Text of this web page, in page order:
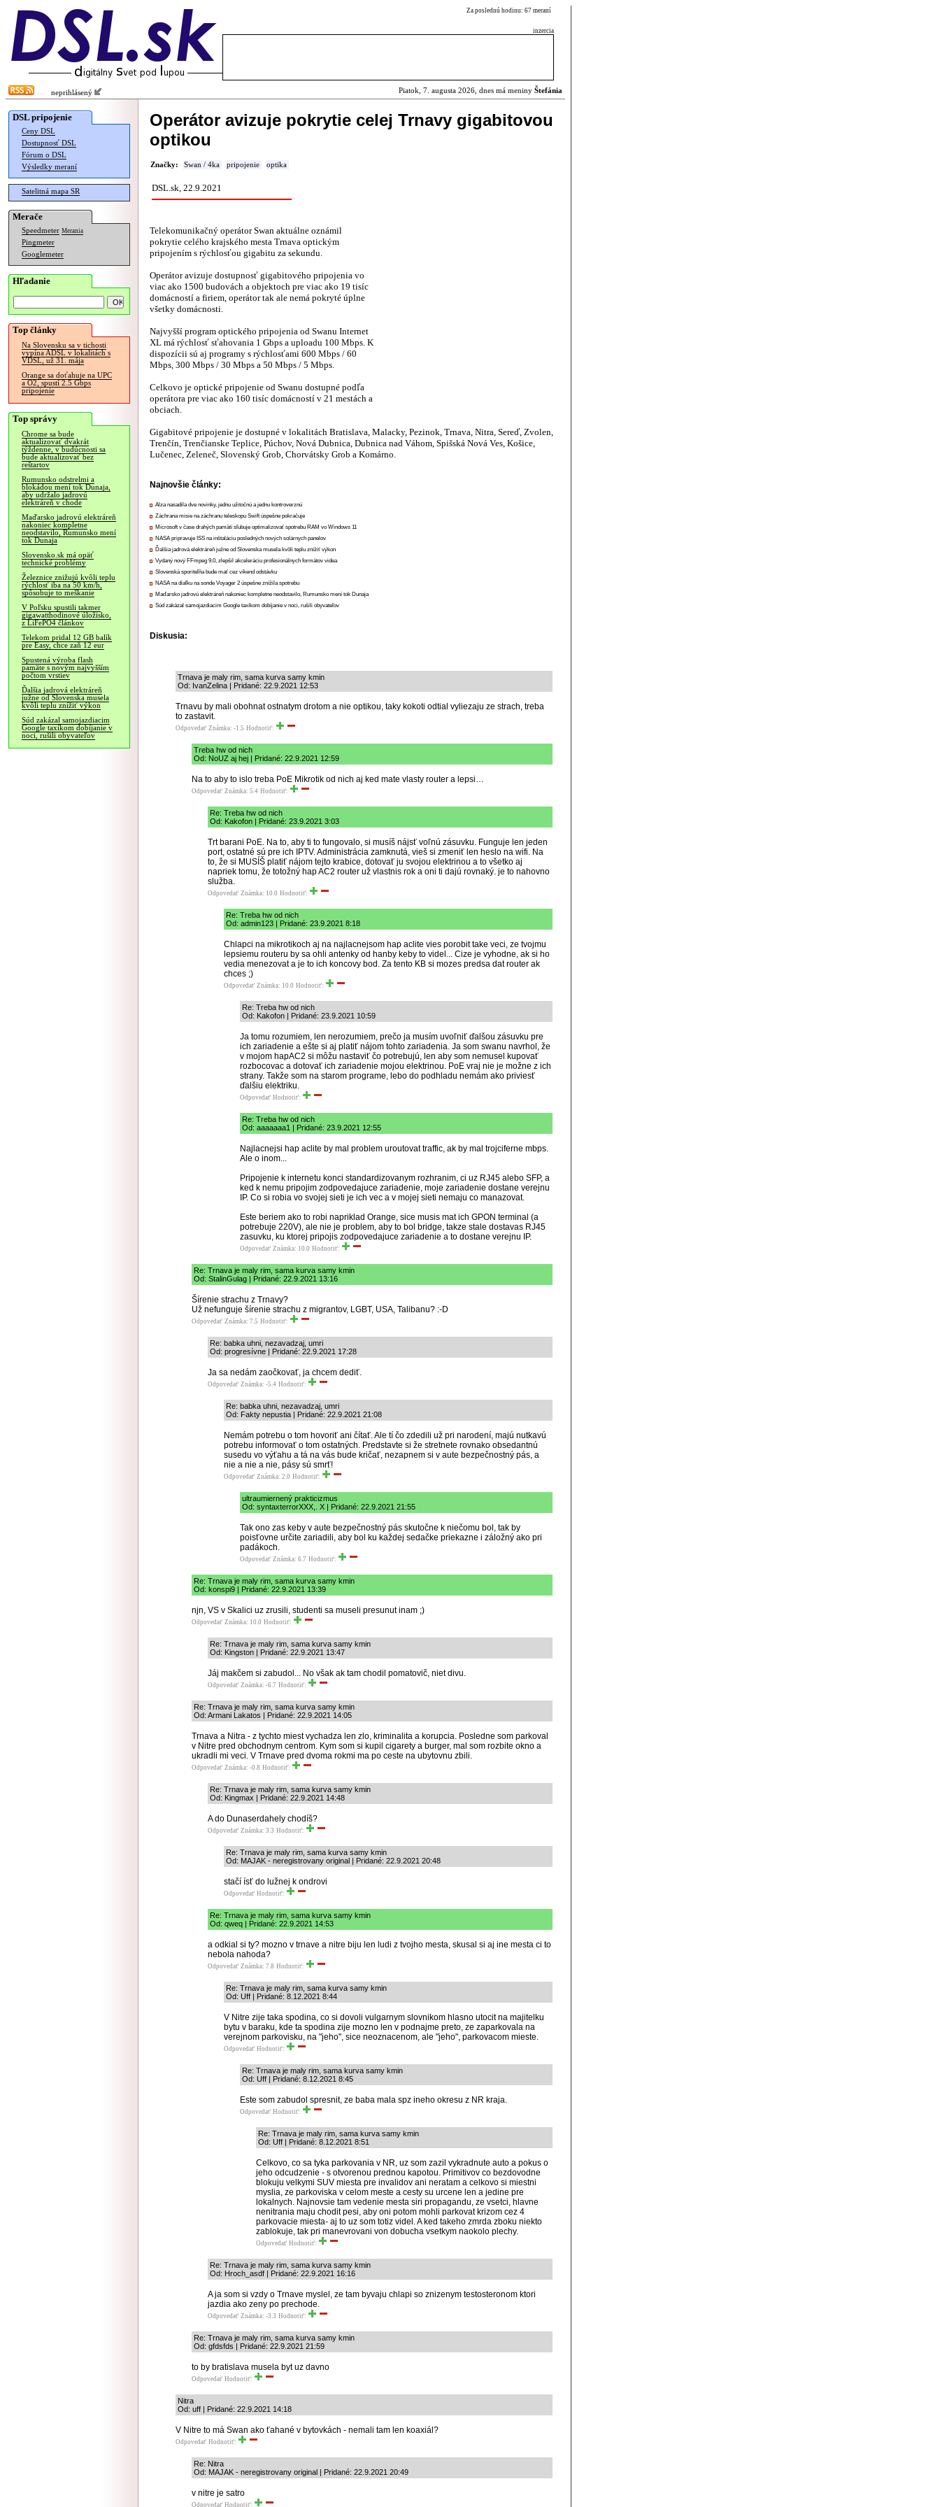
Za poslednú hodinu: 67 meraní
inzercia
neprihlásený Piatok, 7. augusta 2026, dnes má meniny Štefánia
DSL pripojenie
Ceny DSL
Dostupnosť DSL
Fórum o DSL
Výsledky meraní
Satelitná mapa SR
Merače
Speedmeter Merania
Pingmeter
Googlemeter
Hľadanie
Top články
Na Slovensku sa v tichosti
vypína ADSL v lokalitách s
VDSL, už 31. mája
Orange sa doťahuje na UPC
a O2, spustí 2.5 Gbps
pripojenie
Top správy
Chrome sa bude
aktualizovať dvakrát
týždenne, v budúcnosti sa
bude aktualizovať bez
reštartov
Rumunsko odstrelmi a
blokádou mení tok Dunaja,
aby udržalo jadrovú
elektráreň v chode
Maďarsko jadrovú elektráreň
nakoniec kompletne
neodstavilo, Rumunsko mení
tok Dunaja
Slovensko.sk má opäť
technické problémy
Železnice znižujú kvôli teplu
rýchlosť iba na 50 km/h,
spôsobuje to meškanie
V Poľsku spustili takmer
gigawatthodinové úložisko,
z LiFePO4 článkov
Telekom pridal 12 GB balík
pre Easy, chce zaň 12 eur
Spustená výroba flash
pamäte s novým najvyšším
počtom vrstiev
Ďalšia jadrová elektráreň
južne od Slovenska musela
kvôli teplu znížiť výkon
Súd zakázal samojazdiacim
Google taxíkom dobíjanie v
noci, rušili obyvateľov
Operátor avizuje pokrytie celej Trnavy gigabitovou
optikou
Značky: Swan / 4ka pripojenie optika
DSL.sk, 22.9.2021
Telekomunikačný operátor Swan aktuálne oznámil
pokrytie celého krajského mesta Trnava optickým
pripojením s rýchlosťou gigabitu za sekundu.
Operátor avizuje dostupnosť gigabitového pripojenia vo
viac ako 1500 budovách a objektoch pre viac ako 19 tisíc
domácností a firiem, operátor tak ale nemá pokryté úplne
všetky domácnosti.
Najvyšší program optického pripojenia od Swanu Internet
XL má rýchlosť sťahovania 1 Gbps a uploadu 100 Mbps. K
dispozícii sú aj programy s rýchlosťami 600 Mbps / 60
Mbps, 300 Mbps / 30 Mbps a 50 Mbps / 5 Mbps.
Celkovo je optické pripojenie od Swanu dostupné podľa
operátora pre viac ako 160 tisíc domácností v 21 mestách a
obciach.
Gigabitové pripojenie je dostupné v lokalitách Bratislava, Malacky, Pezinok, Trnava, Nitra, Sereď, Zvolen,
Trenčín, Trenčianske Teplice, Púchov, Nová Dubnica, Dubnica nad Váhom, Spišská Nová Ves, Košice,
Lučenec, Zeleneč, Slovenský Grob, Chorvátsky Grob a Komárno.
Najnovšie články:
Alza nasadila dve novinky, jednu užitočnú a jednu kontroverznú
Záchrana misie na záchranu teleskopu Swift úspešne pokračuje
Microsoft v čase drahých pamätí sľubuje optimalizovať spotrebu RAM vo Windows 11
NASA pripravuje ISS na inštaláciu posledných nových solárnych panelov
Ďalšia jadrová elektráreň južne od Slovenska musela kvôli teplu znížiť výkon
Vydaný nový FFmpeg 9.0, zlepšil akceleráciu profesionálnych formátov videa
Slovenská sporiteľňa bude mať cez víkend odstávku
NASA na diaľku na sonde Voyager 2 úspešne znížila spotrebu
Maďarsko jadrovú elektráreň nakoniec kompletne neodstavilo, Rumunsko mení tok Dunaja
Súd zakázal samojazdiacim Google taxíkom dobíjanie v noci, rušili obyvateľov
Diskusia:
Trnava je maly rim, sama kurva samy kmin
Od: IvanZelina | Pridané: 22.9.2021 12:53
Trnavu by mali obohnat ostnatym drotom a nie optikou, taky kokoti odtial vyliezaju ze strach, treba
to zastavit.
Odpovedať Známka: -1.5 Hodnotiť:
Treba hw od nich
Od: NoUZ aj hej | Pridané: 22.9.2021 12:59
Na to aby to islo treba PoE Mikrotik od nich aj ked mate vlasty router a lepsi…
Odpovedať Známka: 5.4 Hodnotiť:
Re: Treba hw od nich
Od: Kakofon | Pridané: 23.9.2021 3:03
Trt barani PoE. Na to, aby ti to fungovalo, si musíš nájsť voľnú zásuvku. Funguje len jeden
port, ostatné sú pre ich IPTV. Administrácia zamknutá, vieš si zmeniť len heslo na wifi. Na
to, že si MUSÍŠ platiť nájom tejto krabice, dotovať ju svojou elektrinou a to všetko aj
napriek tomu, že totožný hap AC2 router už vlastnis rok a oni ti dajú rovnaký. je to nahovno
služba.
Odpovedať Známka: 10.0 Hodnotiť:
Re: Treba hw od nich
Od: admin123 | Pridané: 23.9.2021 8:18
Chlapci na mikrotikoch aj na najlacnejsom hap aclite vies porobit take veci, ze tvojmu
lepsiemu routeru by sa ohli antenky od hanby keby to videl... Cize je vyhodne, ak si ho
vedia menezovat a je to ich koncovy bod. Za tento KB si mozes predsa dat router ak
chces ;)
Odpovedať Známka: 10.0 Hodnotiť:
Re: Treba hw od nich
Od: Kakofon | Pridané: 23.9.2021 10:59
Ja tomu rozumiem, len nerozumiem, prečo ja musím uvoľniť ďalšou zásuvku pre
ich zariadenie a ešte si aj platiť nájom tohto zariadenia. Ja som swanu navrhol, že
v mojom hapAC2 si môžu nastaviť čo potrebujú, len aby som nemusel kupovať
rozbocovac a dotovať ich zariadenie mojou elektrinou. PoE vraj nie je možne z ich
strany. Takže som na starom programe, lebo do podhladu nemám ako priviesť
ďalšiu elektriku.
Odpovedať Hodnotiť:
Re: Treba hw od nich
Od: aaaaaaa1 | Pridané: 23.9.2021 12:55
Najlacnejsi hap aclite by mal problem uroutovat traffic, ak by mal trojciferne mbps.
Ale o inom...
Pripojenie k internetu konci standardizovanym rozhranim, ci uz RJ45 alebo SFP, a
ked k nemu pripojim zodpovedajuce zariadenie, moje zariadenie dostane verejnu
IP. Co si robia vo svojej sieti je ich vec a v mojej sieti nemaju co manazovat.
Este beriem ako to robi napriklad Orange, sice musis mat ich GPON terminal (a
potrebuje 220V), ale nie je problem, aby to bol bridge, takze stale dostavas RJ45
zasuvku, ku ktorej pripojis zodpovedajuce zariadenie a to dostane verejnu IP.
Odpovedať Známka: 10.0 Hodnotiť:
Re: Trnava je maly rim, sama kurva samy kmin
Od: StalinGulag | Pridané: 22.9.2021 13:16
Šírenie strachu z Trnavy?
Už nefunguje šírenie strachu z migrantov, LGBT, USA, Talibanu? :-D
Odpovedať Známka: 7.5 Hodnotiť:
Re: babka uhni, nezavadzaj, umri
Od: progresívne | Pridané: 22.9.2021 17:28
Ja sa nedám zaočkovať, ja chcem dediť.
Odpovedať Známka: -5.4 Hodnotiť:
Re: babka uhni, nezavadzaj, umri
Od: Fakty nepustia | Pridané: 22.9.2021 21:08
Nemám potrebu o tom hovoriť ani čítať. Ale tí čo zdedili už pri narodení, majú nutkavú
potrebu informovať o tom ostatných. Predstavte si že stretnete rovnako obsedantnú
susedu vo výťahu a tá na vás bude kričať, nezapnem si v aute bezpečnostný pás, a
nie a nie a nie, pásy sú smrť!
Odpovedať Známka: 2.0 Hodnotiť:
ultraumiernený prakticizmus
Od: syntaxterrorXXX,. X | Pridané: 22.9.2021 21:55
Tak ono zas keby v aute bezpečnostný pás skutočne k niečomu bol, tak by
poisťovne určite zariadili, aby bol ku každej sedačke priekazne i záložný ako pri
padákoch.
Odpovedať Známka: 6.7 Hodnotiť:
Re: Trnava je maly rim, sama kurva samy kmin
Od: konspi9 | Pridané: 22.9.2021 13:39
njn, VS v Skalici uz zrusili, studenti sa museli presunut inam ;)
Odpovedať Známka: 10.0 Hodnotiť:
Re: Trnava je maly rim, sama kurva samy kmin
Od: Kingston | Pridané: 22.9.2021 13:47
Jáj makčem si zabudol... No však ak tam chodil pomatovič, niet divu.
Odpovedať Známka: -6.7 Hodnotiť:
Re: Trnava je maly rim, sama kurva samy kmin
Od: Armani Lakatos | Pridané: 22.9.2021 14:05
Trnava a Nitra - z tychto miest vychadza len zlo, kriminalita a korupcia. Posledne som parkoval
v Nitre pred obchodnym centrom. Kym som si kupil cigarety a burger, mal som rozbite okno a
ukradli mi veci. V Trnave pred dvoma rokmi ma po ceste na ubytovnu zbili.
Odpovedať Známka: -0.8 Hodnotiť:
Re: Trnava je maly rim, sama kurva samy kmin
Od: Kingmax | Pridané: 22.9.2021 14:48
A do Dunaserdahely chodíš?
Odpovedať Známka: 3.3 Hodnotiť:
Re: Trnava je maly rim, sama kurva samy kmin
Od: MAJAK - neregistrovany original | Pridané: 22.9.2021 20:48
stačí ísť do lužnej k ondrovi
Odpovedať Hodnotiť:
Re: Trnava je maly rim, sama kurva samy kmin
Od: qweq | Pridané: 22.9.2021 14:53
a odkial si ty? mozno v trnave a nitre biju len ludi z tvojho mesta, skusal si aj ine mesta ci to
nebola nahoda?
Odpovedať Známka: 7.8 Hodnotiť:
Re: Trnava je maly rim, sama kurva samy kmin
Od: Uff | Pridané: 8.12.2021 8:44
V Nitre zije taka spodina, co si dovoli vulgarnym slovnikom hlasno utocit na majitelku
bytu v baraku, kde ta spodina zije mozno len v podnajme preto, ze zaparkovala na
verejnom parkovisku, na "jeho", sice neoznacenom, ale "jeho", parkovacom mieste.
Odpovedať Hodnotiť:
Re: Trnava je maly rim, sama kurva samy kmin
Od: Uff | Pridané: 8.12.2021 8:45
Este som zabudol spresnit, ze baba mala spz ineho okresu z NR kraja.
Odpovedať Hodnotiť:
Re: Trnava je maly rim, sama kurva samy kmin
Od: Uff | Pridané: 8.12.2021 8:51
Celkovo, co sa tyka parkovania v NR, uz som zazil vykradnute auto a pokus o
jeho odcudzenie - s otvorenou prednou kapotou. Primitivov co bezdovodne
blokuju velkymi SUV miesta pre invalidov ani neratam a celkovo si miestni
myslia, ze parkoviska v celom meste a cesty su urcene len a jedine pre
lokalnych. Najnovsie tam vedenie mesta siri propagandu, ze vsetci, hlavne
nenitrania maju chodit pesi, aby oni potom mohli parkovat krizom cez 4
parkovacie miesta- aj to uz som totiz videl. A ked takeho zmrda zboku niekto
zablokuje, tak pri manevrovani von dobucha vsetkym naokolo plechy.
Odpovedať Hodnotiť:
Re: Trnava je maly rim, sama kurva samy kmin
Od: Hroch_asdf | Pridané: 22.9.2021 16:16
A ja som si vzdy o Trnave myslel, ze tam byvaju chlapi so znizenym testosteronom ktori
jazdia ako zeny po prechode.
Odpovedať Známka: -3.3 Hodnotiť:
Re: Trnava je maly rim, sama kurva samy kmin
Od: gfdsfds | Pridané: 22.9.2021 21:59
to by bratislava musela byt uz davno
Odpovedať Hodnotiť:
Nitra
Od: uff | Pridané: 22.9.2021 14:18
V Nitre to má Swan ako ťahané v bytovkách - nemali tam len koaxiál?
Odpovedať Hodnotiť:
Re: Nitra
Od: MAJAK - neregistrovany original | Pridané: 22.9.2021 20:49
v nitre je satro
Odpovedať Hodnotiť: